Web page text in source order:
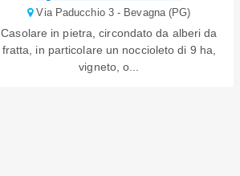
Via Paducchio 3 - Bevagna (PG)
Casolare in pietra, circondato da alberi da
fratta, in particolare un noccioleto di 9 ha,
vigneto, o...